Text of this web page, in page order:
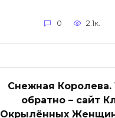
0 2.1к.
Снежная Королева.
обратно – сайт
Окрылённых